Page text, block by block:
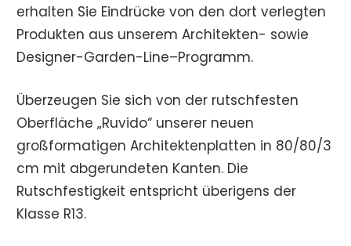
erhalten Sie Eindrücke von den dort verlegten
Produkten aus unserem Architekten- sowie
Designer-Garden-Line–Programm.
Überzeugen Sie sich von der rutschfesten
Oberfläche „Ruvido“ unserer neuen
großformatigen Architektenplatten in 80/80/3
cm mit abgerundeten Kanten. Die
Rutschfestigkeit entspricht überigens der
Klasse R13.